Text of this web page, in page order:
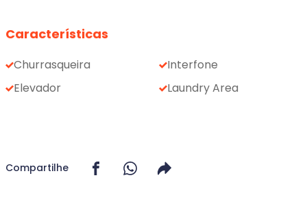
Características
Churrasqueira
Elevador
Interfone
Laundry Area
Compartilhe